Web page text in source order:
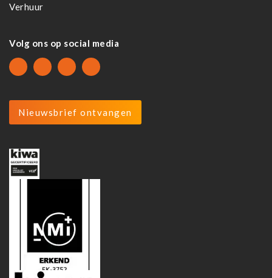
Verhuur
Volg ons op social media
Nieuwsbrief ontvangen